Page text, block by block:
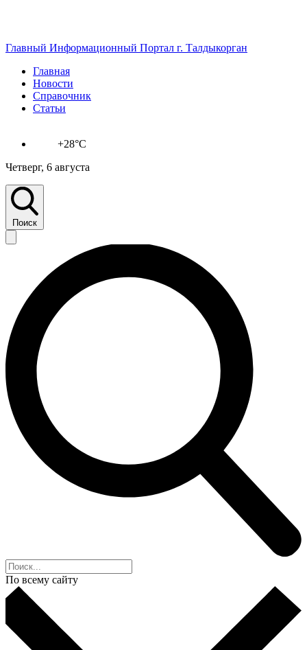
Главный Информационный Портал г. Талдыкорган
Главная
Новости
Справочник
Статьи
+28°C
Четверг, 6 августа
Поиск
По всему сайту